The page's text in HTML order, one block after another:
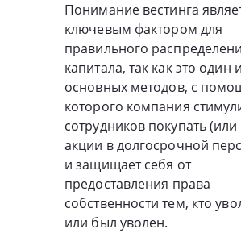
Понимание вестинга
ключевым фактором для
правильного
капитала, так как это один
основных методов, с
которого компания
сотрудников покупать (или
акции в долгосрочной
и защищает себя от
предоставления права
собственности тем, кто
или был уволен.